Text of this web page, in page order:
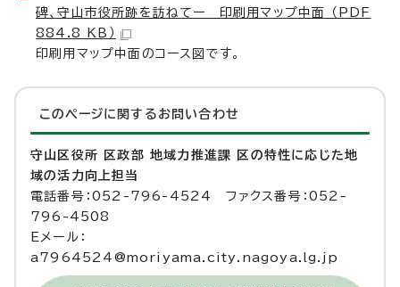
碑、守山市役所跡を訪ねてー 印刷用マップ中面 （PDF
884.8 KB）
印刷用マップ中面のコース図です。
このページに関する お問い合わせ
守山区役所 区政部 地域力推進課 区の特性に応じた地
域の活力向上担当
電話番号：052-796-4524 ファクス番号：052-
796-4508
Eメール：
a7964524@moriyama.city.nagoya.lg.jp